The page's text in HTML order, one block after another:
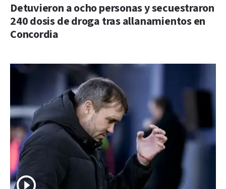
Detuvieron a ocho personas y secuestraron
240 dosis de droga tras allanamientos en
Concordia